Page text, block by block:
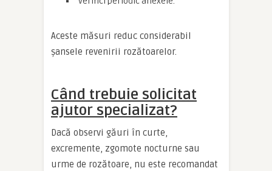
Aceste măsuri reduc considerabil
șansele revenirii rozătoarelor.
Când trebuie solicitat
ajutor specializat?
Dacă observi găuri în curte,
excremente, zgomote nocturne sau
urme de rozătoare, nu este recomandat